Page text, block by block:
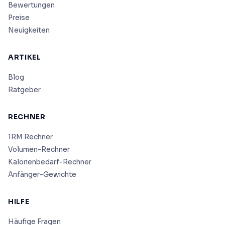
Bewertungen
Preise
Neuigkeiten
ARTIKEL
Blog
Ratgeber
RECHNER
1RM Rechner
Volumen-Rechner
Kalorienbedarf-Rechner
Anfänger-Gewichte
HILFE
Häufige Fragen